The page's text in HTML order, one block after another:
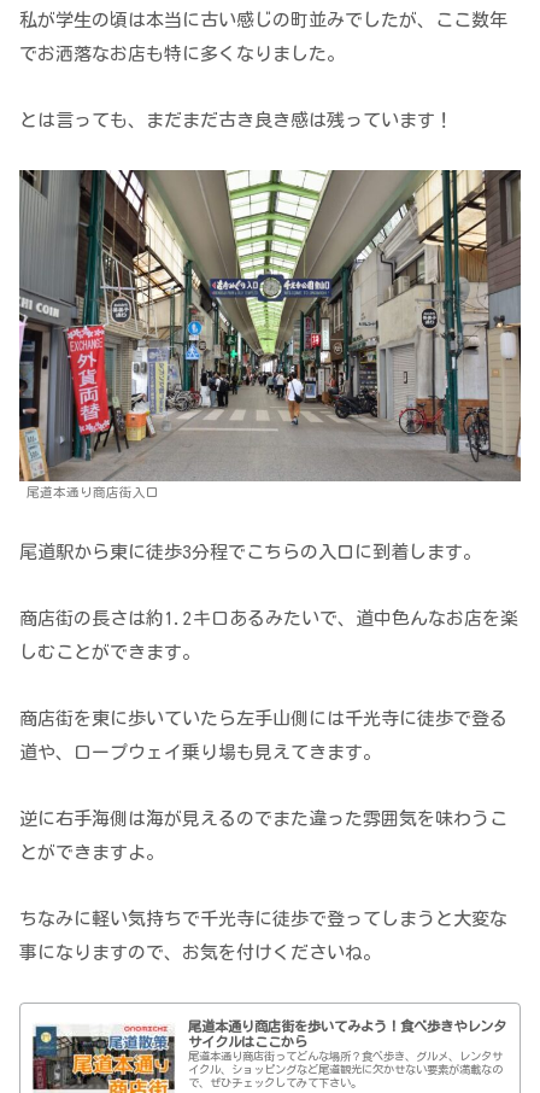
私が学生の頃は本当に古い感じの町並みでしたが、ここ数年
でお洒落なお店も特に多くなりました。
とは言っても、まだまだ古き良き感は残っています！
尾道本通り商店街入口
尾道駅から東に徒歩3分程でこちらの入口に到着します。
商店街の長さは約1.2キロあるみたいで、道中色んなお店を楽
しむことができます。
商店街を東に歩いていたら左手山側には千光寺に徒歩で登る
道や、ロープウェイ乗り場も見えてきます。
逆に右手海側は海が見えるのでまた違った雰囲気を味わうこ
とができますよ。
ちなみに軽い気持ちで千光寺に徒歩で登ってしまうと大変な
事になりますので、お気を付けくださいね。
尾道本通り商店街を歩いてみよう！食べ歩きやレンタ
サイクルはここから
尾道本通り商店街ってどんな場所？食べ歩き、グルメ、レンタサ
イクル、ショッピングなど尾道観光に欠かせない要素が満載なの
で、ぜひチェックしてみて下さい。